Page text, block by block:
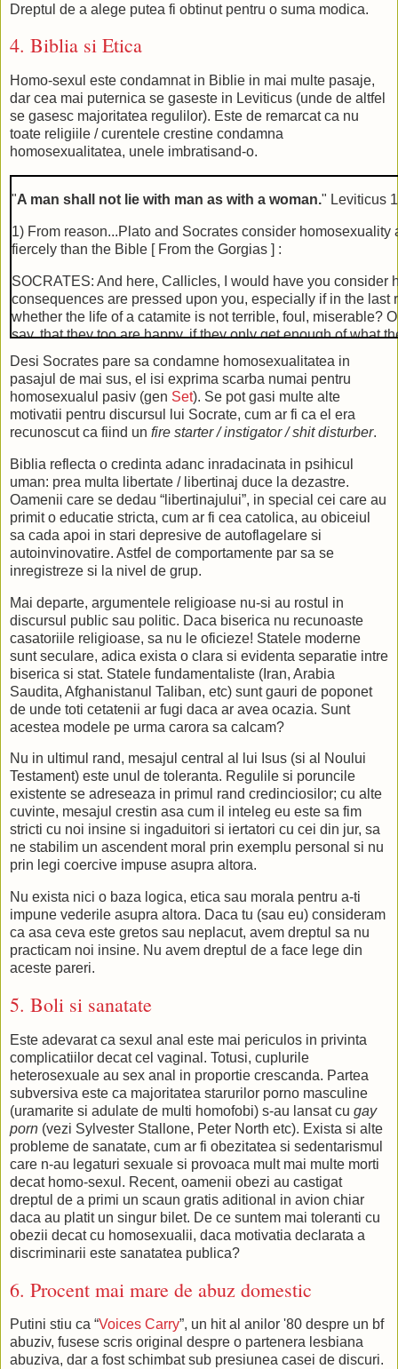
Dreptul de a alege putea fi obtinut pentru o suma modica.
4. Biblia si Etica
Homo-sexul este condamnat in Biblie in mai multe pasaje,
dar cea mai puternica se gaseste in Leviticus (unde de altfel
se gasesc majoritatea regulilor). Este de remarcat ca nu
toate religiile / curentele crestine condamna
homosexualitatea, unele imbratisand-o.
"A man shall not lie with man as with a woman." Leviticus
1) From reason...Plato and Socrates consider homosexuality
fiercely than the Bible [ From the Gorgias ] :
SOCRATES: And here, Callicles, I would have you consider
consequences are pressed upon you, especially if in the last
whether the life of a catamite is not terrible, foul, miserable?
say, that they too are happy, if they only get enough of what
CALLICLES: Are you not ashamed, Socrates, of introducing
argument?
SOCRATES: Well, my fine friend, but am I the introducer of
says without any qualification that all who feel pleasure in
would still ask, whether you say that pleasure and good are
there is some pleasure which is not a good?
CALLICLES: Well, then, for the sake of consistency, I will say
SOCRATES: You are breaking the original agreement,
be a satisfactory companion in the search after truth, if you
CALLICLES: Why, that is what you are doing too, Socrates.
SOCRATES: Then we are both doing wrong. Still, my dear
consider whether pleasure, from whatever source derived, is
true, then the disagreeable consequences which have been
follow, and many others.
1) From History...Homosexuality precedes and hastens the
Family and Civilization
by Carle C. Zimmerman
Desi Socrates pare sa condamne homosexualitatea in
pasajul de mai sus, el isi exprima scarba numai pentru
homosexualul pasiv (gen Set). Se pot gasi multe alte
motivatii pentru discursul lui Socrate, cum ar fi ca el era
recunoscut ca fiind un fire starter / instigator / shit disturber.
Biblia reflecta o credinta adanc inradacinata in psihicul
uman: prea multa libertate / libertinaj duce la dezastre.
Oamenii care se dedau “libertinajului”, in special cei care au
primit o educatie stricta, cum ar fi cea catolica, au obiceiul
sa cada apoi in stari depresive de autoflagelare si
autoinvinovatire. Astfel de comportamente par sa se
inregistreze si la nivel de grup.
Mai departe, argumentele religioase nu-si au rostul in
discursul public sau politic. Daca biserica nu recunoaste
casatoriile religioase, sa nu le oficieze! Statele moderne
sunt seculare, adica exista o clara si evidenta separatie intre
biserica si stat. Statele fundamentaliste (Iran, Arabia
Saudita, Afghanistanul Taliban, etc) sunt gauri de poponet
de unde toti cetatenii ar fugi daca ar avea ocazia. Sunt
acestea modele pe urma carora sa calcam?
Nu in ultimul rand, mesajul central al lui Isus (si al Noului
Testament) este unul de toleranta. Regulile si poruncile
existente se adreseaza in primul rand credinciosilor; cu alte
cuvinte, mesajul crestin asa cum il inteleg eu este sa fim
stricti cu noi insine si ingaduitori si iertatori cu cei din jur, sa
ne stabilim un ascendent moral prin exemplu personal si nu
prin legi coercive impuse asupra altora.
Nu exista nici o baza logica, etica sau morala pentru a-ti
impune vederile asupra altora. Daca tu (sau eu) consideram
ca asa ceva este gretos sau neplacut, avem dreptul sa nu
practicam noi insine. Nu avem dreptul de a face lege din
aceste pareri.
5. Boli si sanatate
Este adevarat ca sexul anal este mai periculos in privinta
complicatiilor decat cel vaginal. Totusi, cuplurile
heterosexuale au sex anal in proportie crescanda. Partea
subversiva este ca majoritatea starurilor porno masculine
(uramarite si adulate de multi homofobi) s-au lansat cu gay
porn (vezi Sylvester Stallone, Peter North etc). Exista si alte
probleme de sanatate, cum ar fi obezitatea si sedentarismul
care n-au legaturi sexuale si provoaca mult mai multe morti
decat homo-sexul. Recent, oamenii obezi au castigat
dreptul de a primi un scaun gratis aditional in avion chiar
daca au platit un singur bilet. De ce suntem mai toleranti cu
obezii decat cu homosexualii, daca motivatia declarata a
discriminarii este sanatatea publica?
6. Procent mai mare de abuz domestic
Putini stiu ca “Voices Carry”, un hit al anilor '80 despre un bf
abuziv, fusese scris original despre o partenera lesbiana
abuziva, dar a fost schimbat sub presiunea casei de discuri.